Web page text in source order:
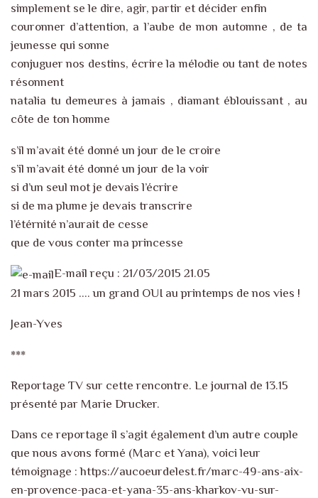
simplement se le dire, agir, partir et décider enfin
couronner d’attention, a l’aube de mon automne , de ta
jeunesse qui sonne
conjuguer nos destins, écrire la mélodie ou tant de notes
résonnent
natalia tu demeures à jamais , diamant éblouissant , au
côte de ton homme
s’il m’avait été donné un jour de le croire
s’il m’avait été donné un jour de la voir
si d’un seul mot je devais l’écrire
si de ma plume je devais transcrire
l’étérnité n’aurait de cesse
que de vous conter ma princesse
E-mail reçu : 21/03/2015 21.05
21 mars 2015 …. un grand OUI au printemps de nos vies !
Jean-Yves
***
Reportage TV sur cette rencontre. Le journal de 13.15
présenté par Marie Drucker.
Dans ce reportage il s’agit également d’un autre couple
que nous avons formé (Marc et Yana), voici leur
témoignage : https://aucoeurdelest.fr/marc-49-ans-aix-
en-provence-paca-et-yana-35-ans-kharkov-vu-sur-